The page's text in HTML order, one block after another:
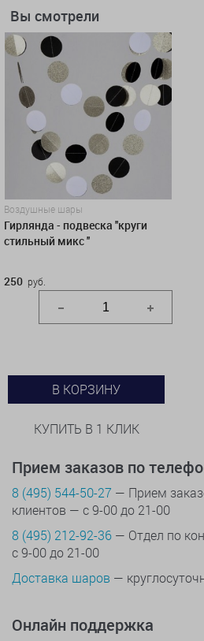
Вы смотрели
Воздушные шары
Гирлянда - подвеска ''круги
стильный микс ''
250 руб.
В КОРЗИНУ
КУПИТЬ В 1 КЛИК
Прием заказов по
8 (495) 544-50-27 — Прием
клиентов — с 9-00 до 21-00
8 (495) 212-92-36 — Отдел по
с 9-00 до 21-00
Доставка шаров —
Онлайн поддержка